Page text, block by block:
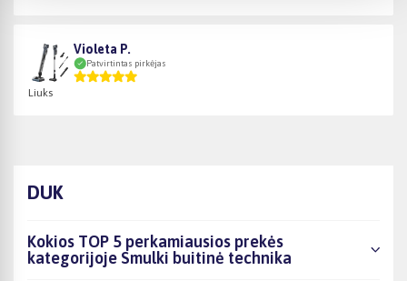
Violeta P.
Patvirtintas pirkėjas
Liuks
DUK
Kokios TOP 5 perkamiausios prekės
kategorijoje Smulki buitinė technika